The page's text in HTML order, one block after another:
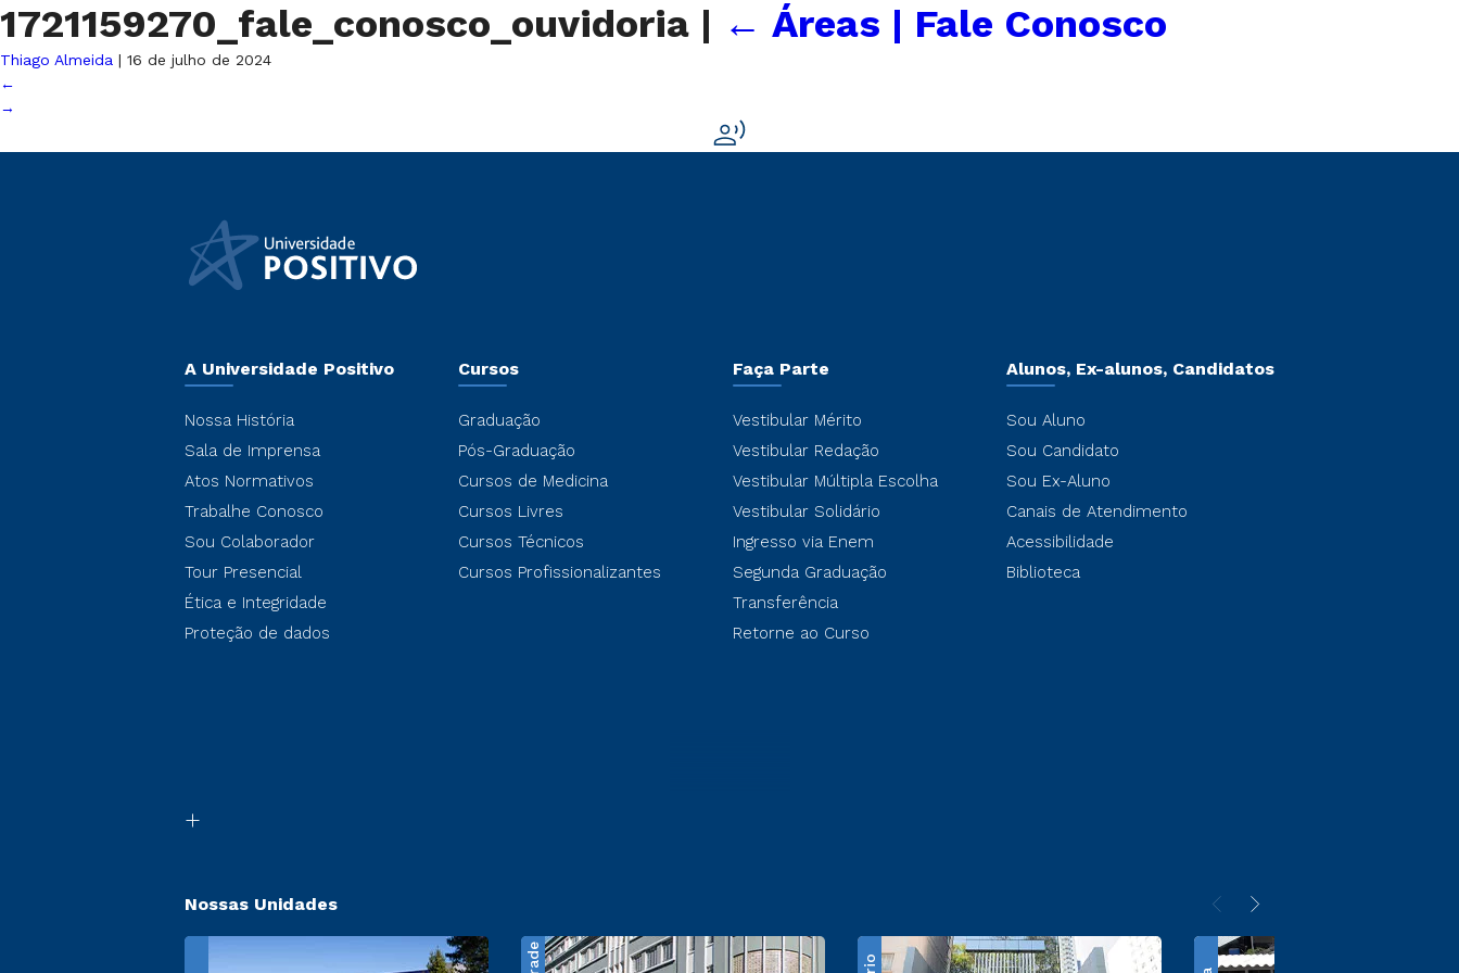
1721159270_fale_conosco_ouvidoria | ← Áreas | Fale Conosco
Thiago Almeida | 16 de julho de 2024
←
→
A Universidade Positivo
Nossa História
Sala de Imprensa
Atos Normativos
Trabalhe Conosco
Sou Colaborador
Tour Presencial
Ética e Integridade
Proteção de dados
Cursos
Graduação
Pós-Graduação
Cursos de Medicina
Cursos Livres
Cursos Técnicos
Cursos Profissionalizantes
Faça Parte
Vestibular Mérito
Vestibular Redação
Vestibular Múltipla Escolha
Vestibular Solidário
Ingresso via Enem
Segunda Graduação
Transferência
Retorne ao Curso
Alunos, Ex-alunos, Candidatos
Sou Aluno
Sou Candidato
Sou Ex-Aluno
Canais de Atendimento
Acessibilidade
Biblioteca
Nossas Unidades